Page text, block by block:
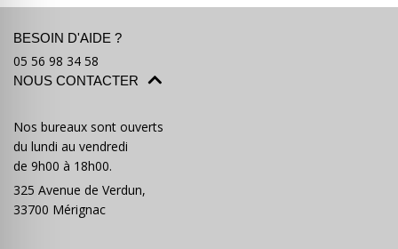
BESOIN D'AIDE ?
05 56 98 34 58
NOUS CONTACTER
Nos bureaux sont ouverts
du lundi au vendredi
de 9h00 à 18h00.
325 Avenue de Verdun,
33700 Mérignac